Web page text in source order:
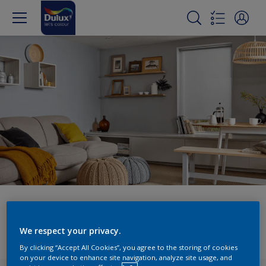
We respect your privacy.
By clicking “Accept All Cookies”, you agree to the storing of cookies
on your device to enhance site navigation, analyze site usage, and